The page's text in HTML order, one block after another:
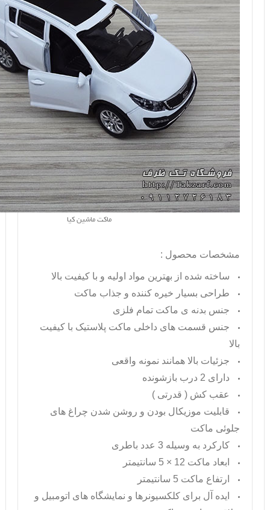
ماکت ماشین کیا
مشخصات محصول :
ساخته شده از بهترین مواد اولیه و با کیفیت بالا
طراحی بسیار خیره کننده و جذاب ماکت
جنس بدنه ی ماکت تمام فلزی
جنس قسمت های داخلی ماکت پلاستیک با کیفیت
بالا
جزئیات بالا همانند نمونه واقعی
دارای 2 درب بازشونده
عقب کش ( قدرتی )
قابلیت موزیکال بودن و روشن شدن چراغ های
جلوئی ماکت
کارکرد به وسیله 3 عدد باطری
ابعاد ماکت 12 × 5 سانتیمتر
ارتفاع ماکت 5 سانتیمتر
ایده آل برای کلکسیونرها و نمایشگاه های اتومبیل و